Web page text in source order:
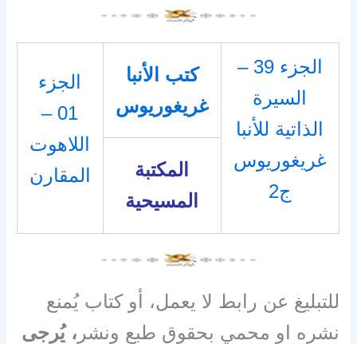
الجزء 39 –
السيرة
الذاتية للأنبا
غريغوريوس
ج2
كتب الأنبا
غريغوريوس
الجزء
01 –
اللاهوت
المقارن
المكتبة
المسيحية
للتبليغ عن رابط لا يعمل، أو كتاب يُمنع
نشره او محمي بحقوق طبع ونشر ، يُرجى